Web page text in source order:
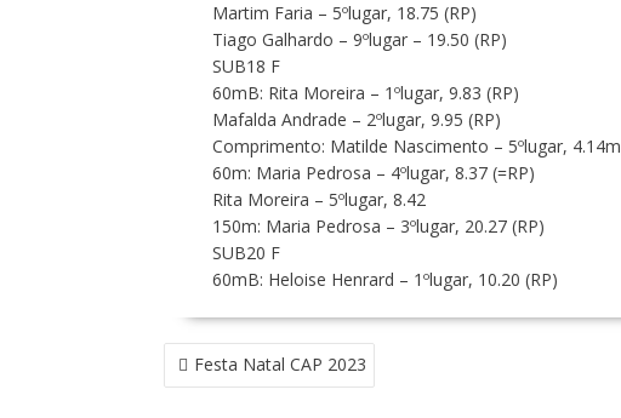
Martim Faria – 5ºlugar, 18.75 (RP)
Tiago Galhardo – 9ºlugar – 19.50 (RP)
SUB18 F
60mB: Rita Moreira – 1ºlugar, 9.83 (RP)
Mafalda Andrade – 2ºlugar, 9.95 (RP)
Comprimento: Matilde Nascimento – 5ºlugar, 4.14m
60m: Maria Pedrosa – 4ºlugar, 8.37 (=RP)
Rita Moreira – 5ºlugar, 8.42
150m: Maria Pedrosa – 3ºlugar, 20.27 (RP)
SUB20 F
60mB: Heloise Henrard – 1ºlugar, 10.20 (RP)
NAVEGAÇÃO
DE Festa Natal CAP 2023